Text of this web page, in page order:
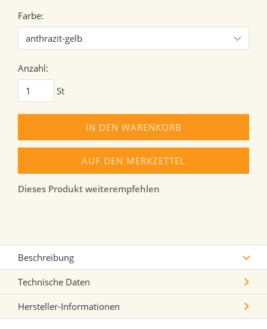
Farbe:
Anzahl:
St
IN DEN WARENKORB
AUF DEN MERKZETTEL
Dieses Produkt weiterempfehlen
Beschreibung
Technische Daten
Hersteller-Informationen